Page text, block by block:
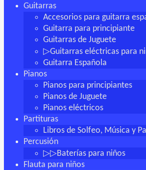
Guitarras
Accesorios para guitarra
Guitarra para principiante
Guitarras de Juguete
▷Guitarras eléctricas para
Guitarra Española
Pianos
Pianos para principiantes
Pianos de Juguete
Pianos eléctricos
Partituras
Libros de Solfeo, Música y
Percusión
▷▷Baterías para niños
Flauta para niños